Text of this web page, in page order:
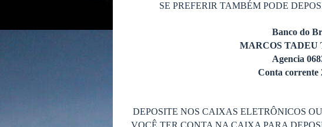
SE PREFERIR TAMBÉM PODE
Banco do
MARCOS
Agencia
Conta corrente
DEPOSITE NOS CAIXAS ELETRÔNICOS